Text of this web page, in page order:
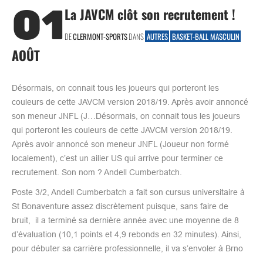
01
AOÛT
La JAVCM clôt son recrutement !
DECLERMONT-SPORTSDANS AUTRES BASKET-BALL MASCULIN
Désormais, on connait tous les joueurs qui porteront les
couleurs de cette JAVCM version 2018/19. Après avoir annoncé
son meneur JNFL (J…Désormais, on connait tous les joueurs
qui porteront les couleurs de cette JAVCM version 2018/19.
Après avoir annoncé son meneur JNFL (Joueur non formé
localement), c’est un ailier US qui arrive pour terminer ce
recrutement. Son nom ? Andell Cumberbatch.
Poste 3/2, Andell Cumberbatch a fait son cursus universitaire à
St Bonaventure assez discrètement puisque, sans faire de
bruit, il a terminé sa dernière année avec une moyenne de 8
d’évaluation (10,1 points et 4,9 rebonds en 32 minutes). Ainsi,
pour débuter sa carrière professionnelle, il va s’envoler à Brno